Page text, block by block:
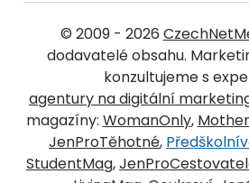
© 2009 - 2026
dodavatelé obsahu.
konzultujeme s
agentury na digitální
magazíny: WomanOnly,
JenProTěhotné,
StudentMag,